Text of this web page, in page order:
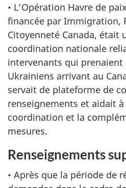
• L’Opération Havre de
financée par Immigration,
Citoyenneté Canada, était
coordination nationale
intervenants qui
Ukrainiens arrivant au
servait de plateforme de
renseignements et aidait à
coordination et la
mesures.
Renseignements
• Après que la période de